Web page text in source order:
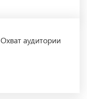
Охватаудитории